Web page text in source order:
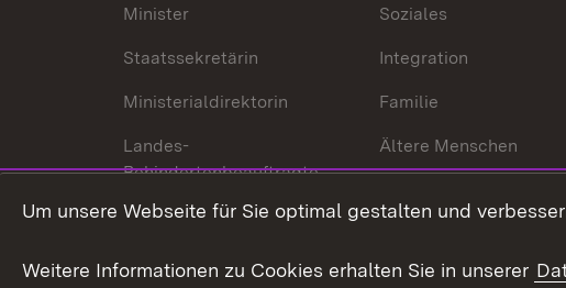
Minister
Staatssekretärin
Ministerialdirektorin
Landes-
Behindertenbeauftragte
Bürgerreferent
Karriere
Soziales
Integration
Familie
Ältere Menschen
Behinderungen
Bürgerengagement
Um unsere Webseite für Sie optimal gestalten und
Weitere Informationen zu Cookies erhalten Sie in unserer